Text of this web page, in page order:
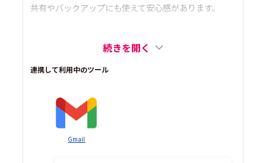
共有やバックアップにも使えて安心感があります。
続きを開く
連携して利用中のツール
Gmail